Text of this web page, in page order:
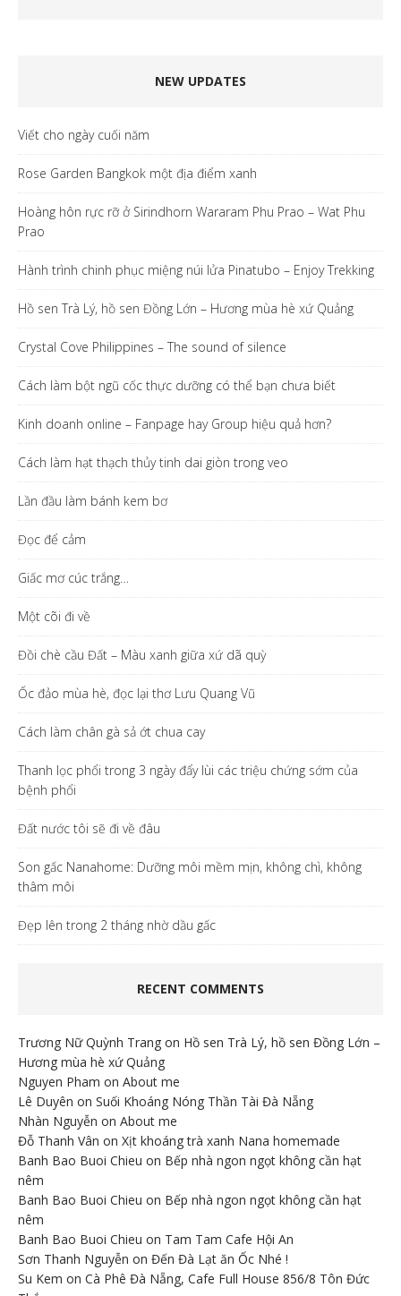
NEW UPDATES
Viết cho ngày cuối năm
Rose Garden Bangkok một địa điểm xanh
Hoàng hôn rực rỡ ở Sirindhorn Wararam Phu Prao – Wat Phu
Prao
Hành trình chinh phục miệng núi lửa Pinatubo – Enjoy Trekking
Hồ sen Trà Lý, hồ sen Đồng Lớn – Hương mùa hè xứ Quảng
Crystal Cove Philippines – The sound of silence
Cách làm bột ngũ cốc thực dưỡng có thể bạn chưa biết
Kinh doanh online – Fanpage hay Group hiệu quả hơn?
Cách làm hạt thạch thủy tinh dai giòn trong veo
Lần đầu làm bánh kem bơ
Đọc để cảm
Giấc mơ cúc trắng…
Một cõi đi về
Đồi chè cầu Đất – Màu xanh giữa xứ dã quỳ
Ốc đảo mùa hè, đọc lại thơ Lưu Quang Vũ
Cách làm chân gà sả ớt chua cay
Thanh lọc phổi trong 3 ngày đẩy lùi các triệu chứng sớm của
bệnh phổi
Đất nước tôi sẽ đi về đâu
Son gấc Nanahome: Dưỡng môi mềm mịn, không chì, không
thâm môi
Đẹp lên trong 2 tháng nhờ dầu gấc
RECENT COMMENTS
Trương Nữ Quỳnh Trang on Hồ sen Trà Lý, hồ sen Đồng Lớn –
Hương mùa hè xứ Quảng
Nguyen Pham on About me
Lê Duyên on Suối Khoáng Nóng Thần Tài Đà Nẵng
Nhàn Nguyễn on About me
Đỗ Thanh Vân on Xịt khoáng trà xanh Nana homemade
Banh Bao Buoi Chieu on Bếp nhà ngon ngọt không cần hạt
nêm
Banh Bao Buoi Chieu on Bếp nhà ngon ngọt không cần hạt
nêm
Banh Bao Buoi Chieu on Tam Tam Cafe Hội An
Sơn Thanh Nguyễn on Đến Đà Lạt ăn Ốc Nhé !
Su Kem on Cà Phê Đà Nẵng, Cafe Full House 856/8 Tôn Đức